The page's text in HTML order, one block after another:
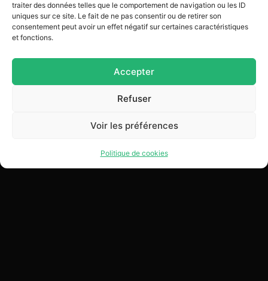
traiter des données telles que le comportement de navigation ou les ID
uniques sur ce site. Le fait de ne pas consentir ou de retirer son
consentement peut avoir un effet négatif sur certaines caractéristiques
et fonctions.
Accepter
Refuser
Voir les préférences
Politique de cookies
Stock : 1 Stock : 2